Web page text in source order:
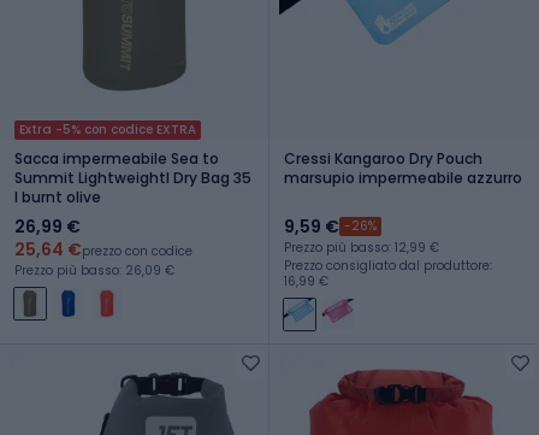
Extra -5% con codice EXTRA
Sacca impermeabile Sea to
Summit Lightweightl Dry Bag 35
l burnt olive
26,99 €
25,64 €prezzo con codice
Prezzo più basso: 26,09 €
Cressi Kangaroo Dry Pouch
marsupio impermeabile azzurro
9,59 € -26%
Prezzo più basso: 12,99 €
Prezzo consigliato dal produttore:
16,99 €